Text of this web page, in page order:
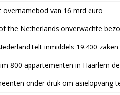
overnamebod van 16 mrd euro
the Netherlands onverwachte
telt inmiddels 19.400 zaken
800 appartementen in Haarlem
onder druk om asielopvang